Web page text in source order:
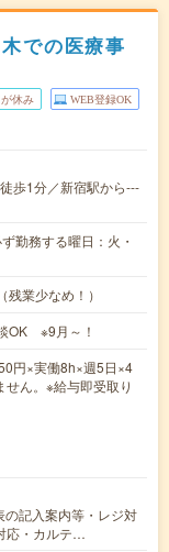
での医療事
休み WEB登録OK
歩1分／新宿駅から---
勤務する曜日：火・
業少なめ！）
OK ※9月～！
円×実働8h×週5日×4
ん。※給与即受取り
記入案内等・レジ対
応・カルテ…